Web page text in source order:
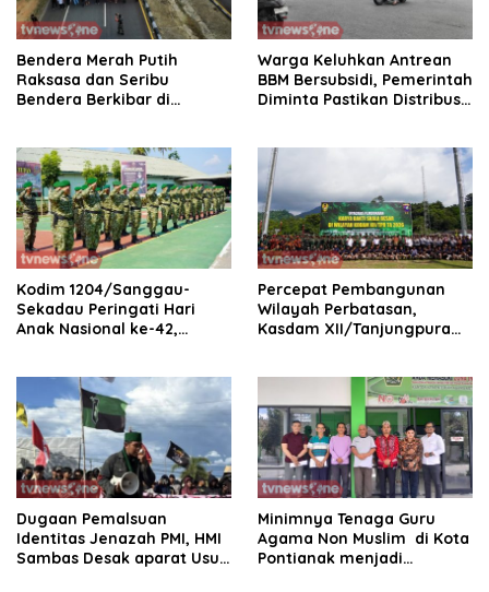
Bendera Merah Putih
Raksasa dan Seribu
Bendera Berkibar di
Warga Keluhkan Antrean
BBM Bersubsidi, Pemerintah
Diminta Pastikan Distribusi
Kodim 1204/Sanggau-
Sekadau Peringati Hari
Anak Nasional ke-42,
Bangsa
Percepat Pembangunan
Wilayah Perbatasan,
Kasdam XII/Tanjungpura
Dugaan Pemalsuan
Identitas Jenazah PMI, HMI
Sambas Desak aparat Usut
Minimnya Tenaga Guru
Agama Non Muslim di Kota
Pontianak menjadi